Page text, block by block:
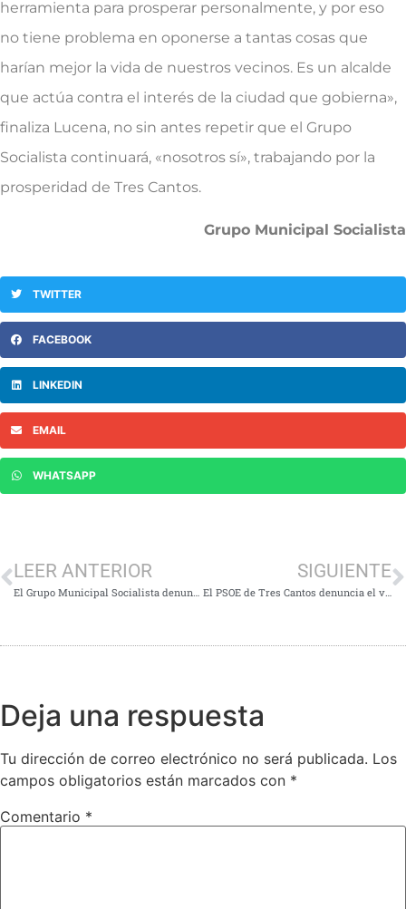
herramienta para prosperar personalmente, y por eso
no tiene problema en oponerse a tantas cosas que
harían mejor la vida de nuestros vecinos. Es un alcalde
que actúa contra el interés de la ciudad que gobierna»,
finaliza Lucena, no sin antes repetir que el Grupo
Socialista continuará, «nosotros sí», trabajando por la
prosperidad de Tres Cantos.
Grupo Municipal Socialista
TWITTER
FACEBOOK
LINKEDIN
EMAIL
WHATSAPP
LEER ANTERIOR SIGUIENTE
El PSOE de Tres Cantos denuncia el vertido ilegal de restos de obra en una parcela municipal
Deja una respuesta
Tu dirección de correo electrónico no será publicada. Los
campos obligatorios están marcados con *
Comentario *